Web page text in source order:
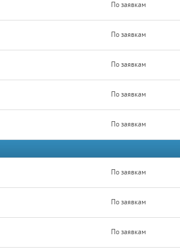
По заявкам
По заявкам
По заявкам
По заявкам
По заявкам
По заявкам
По заявкам
По заявкам